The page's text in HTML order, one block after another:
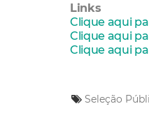
Links
Clique aqui
Clique aqui
Clique aqui
Seleção